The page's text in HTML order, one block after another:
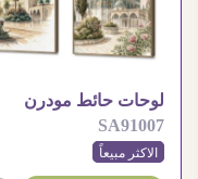
لوحات حائط مودرن
مسجد قبه الصخرة –
المسجد النبوى الشريف
SA91007
الاكثر مبيعاً